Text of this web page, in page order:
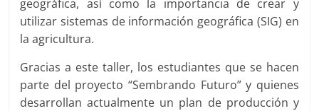
geográfica, así como la importancia de crear y
utilizar sistemas de información geográfica (SIG) en
la agricultura.
Gracias a este taller, los estudiantes que se hacen
parte del proyecto “Sembrando Futuro” y quienes
desarrollan actualmente un plan de producción y